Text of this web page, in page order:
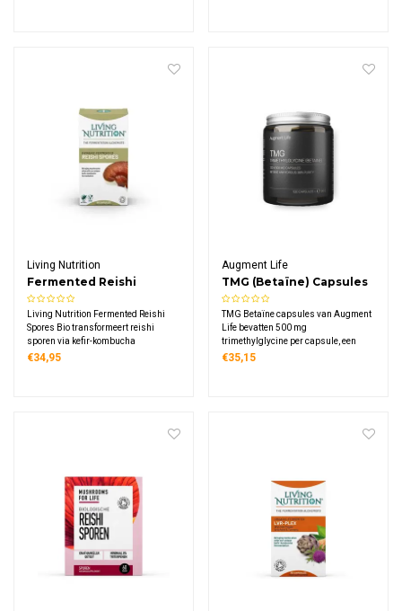
Living Nutrition
Fermented Reishi
Spores Bio
Living Nutrition Fermented Reishi
Spores Bio transformeert reishi
sporen via kefir-kombucha
fermentatie. Dit biologische
€34,95
Augment Life
TMG (Betaïne) Capsules
TMG Betaïne capsules van Augment
Life bevatten 500 mg
trimethylglycine per capsule, een
natuurlijke verbinding die in het
€35,15